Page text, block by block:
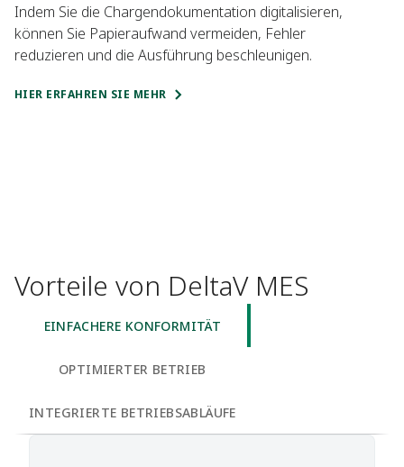
Indem Sie die Chargendokumentation digitalisieren,
können Sie Papieraufwand vermeiden, Fehler
reduzieren und die Ausführung beschleunigen.
HIER ERFAHREN SIE MEHR
Vorteile von DeltaV MES
EINFACHERE KONFORMITÄT
OPTIMIERTER BETRIEB
INTEGRIERTE BETRIEBSABLÄUFE